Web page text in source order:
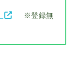
※登録無